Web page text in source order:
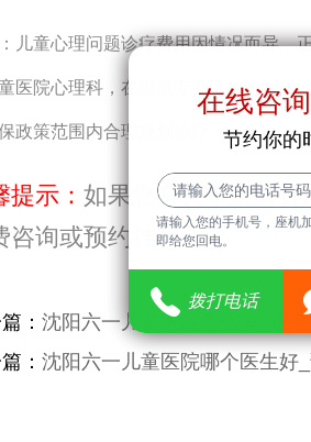
儿童心理问题诊疗费用因情况而异，
医院心理科，在提供专业服务的同时
政策范围内合理规划诊疗。
提示： 如果您有关于疾病资讯
咨询或预约挂号。
： 沈阳六一儿童医院怎么去_语
： 沈阳六一儿童医院哪个医生好
在线咨
节约你的
请输入您的手机号，座机
即给您回电。
拨打电话